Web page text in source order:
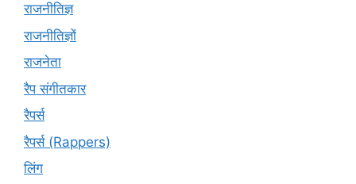
राजनीतिज्ञ
राजनीतिज्ञों
राजनेता
रैप संगीतकार
रैपर्स
रैपर्स (Rappers)
लिंग